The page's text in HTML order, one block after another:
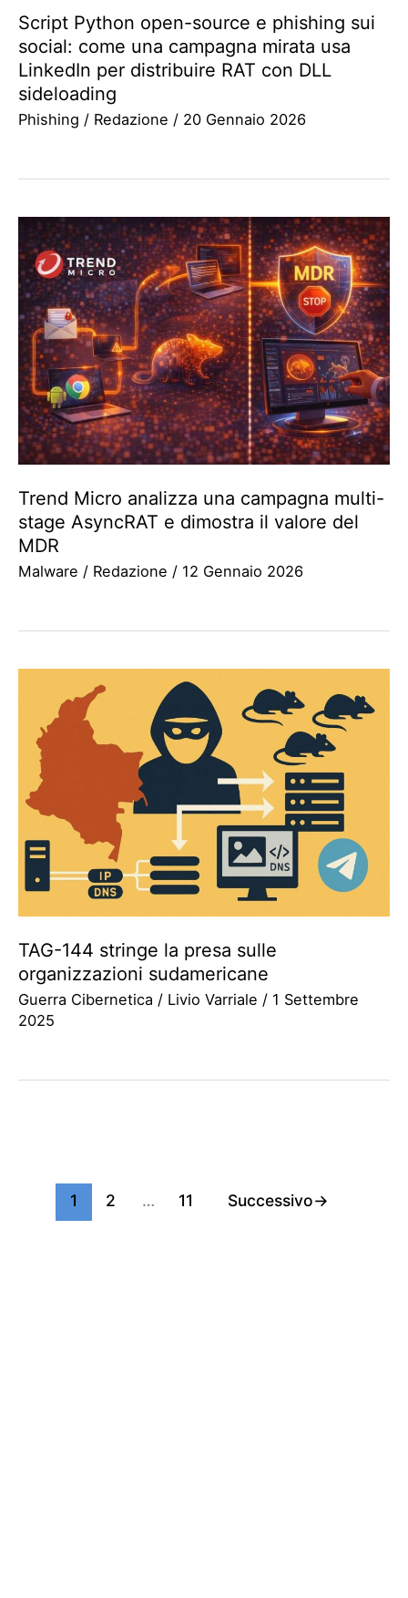
Script Python open-source e phishing sui
social: come una campagna mirata usa
LinkedIn per distribuire RAT con DLL
sideloading
Phishing / Redazione / 20 Gennaio 2026
Trend Micro analizza una campagna multi-
stage AsyncRAT e dimostra il valore del
MDR
Malware / Redazione / 12 Gennaio 2026
TAG-144 stringe la presa sulle
organizzazioni sudamericane
Guerra Cibernetica / Livio Varriale / 1 Settembre
2025
1 2 … 11 Successivo→